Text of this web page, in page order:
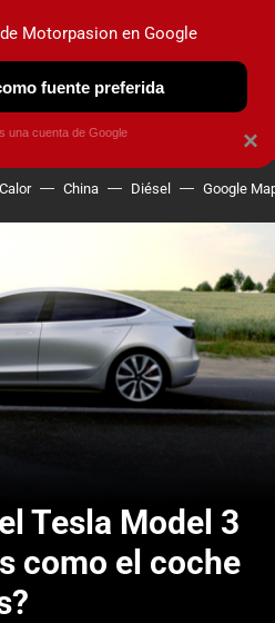
OBSERVATORIO
Calor China Diésel Google
Tesla Model 3
como el coche
×
Motorpasion en Google
fuente preferida
una cuenta de Google